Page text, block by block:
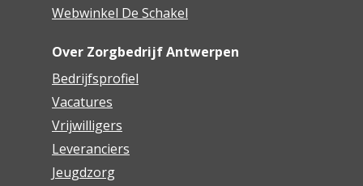
Webwinkel De Schakel
Over Zorgbedrijf Antwerpen
Bedrijfsprofiel
Vacatures
Vrijwilligers
Leveranciers
Jeugdzorg